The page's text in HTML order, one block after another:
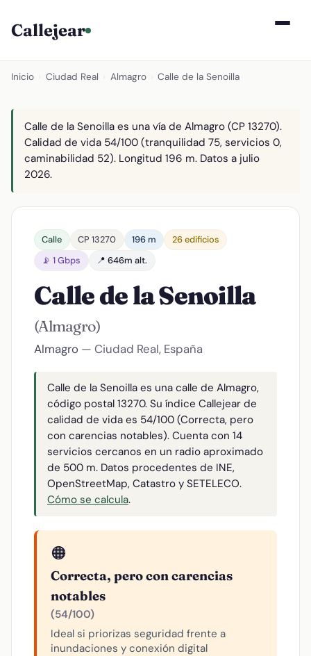
Callejear
Inicio Ciudad Real Almagro Calle de la Senoilla
Calle de la Senoilla es una vía de Almagro (CP 13270).
Calidad de vida 54/100 (tranquilidad 75, servicios 0,
caminabilidad 52). Longitud 196 m. Datos a julio
2026.
Calle CP 13270 196 m
26 edificios
📡 1 Gbps
📍 646m alt.
Calle de la Senoilla
(Almagro)
Almagro — Ciudad Real, España
Calle de la Senoilla es una calle de Almagro,
código postal 13270. Su índice Callejear de
calidad de vida es 54/100 (Correcta, pero
con carencias notables). Cuenta con 14
servicios cercanos en un radio aproximado
de 500 m. Datos procedentes de INE,
OpenStreetMap, Catastro y SETELECO.
Cómo se calcula.
🟠
Correcta, pero con carencias
notables
(54/100)
Ideal si priorizas seguridad frente a
inundaciones y conexión digital